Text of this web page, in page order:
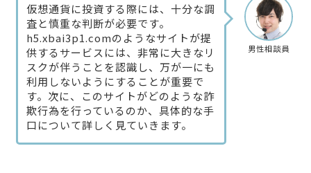
男性相談員
仮想通貨に投資する際には、十分な調
査と慎重な判断が必要です。
h5.xbai3p1.comのようなサイトが提
供するサービスには、非常に大きなリ
スクが伴うことを認識し、万が一にも
利用しないようにすることが重要で
す。次に、このサイトがどのような詐
欺行為を行っているのか、具体的な手
口について詳しく見ていきます。